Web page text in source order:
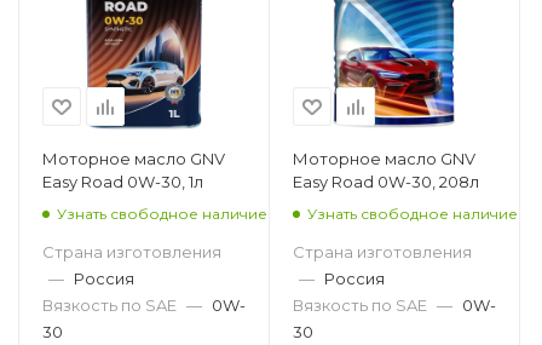
Моторное масло GNV
Easy Road 0W-30, 1л
Узнать свободное наличие
Страна изготовления
— Россия
Вязкость по SAE — 0W-
30
Моторное масло GNV
Easy Road 0W-30, 208л
Узнать свободное наличие
Страна изготовления
— Россия
Вязкость по SAE — 0W-
30